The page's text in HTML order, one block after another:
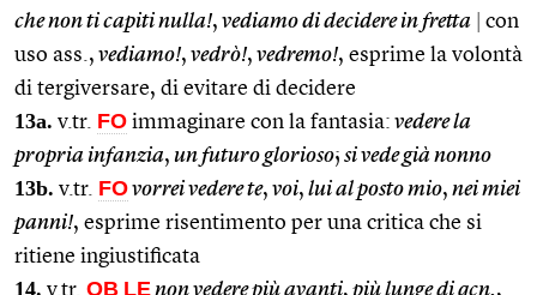
che non ti capiti nulla!, vediamo di decidere in fretta
con
uso ass., vediamo!, vedrò!, vedremo!, esprime la volontà
di tergiversare, di evitare di decidere
13a. v.tr. FO immaginare con la fantasia: vedere la
propria infanzia, un futuro glorioso; si vede già nonno
13b. v.tr. FOvorrei vedere te, voi, lui al posto mio, nei miei
panni!, esprime risentimento per una critica che si
ritiene ingiustificata
14. v.tr. OB LEnon vedere più avanti, più lunge di qcn.,